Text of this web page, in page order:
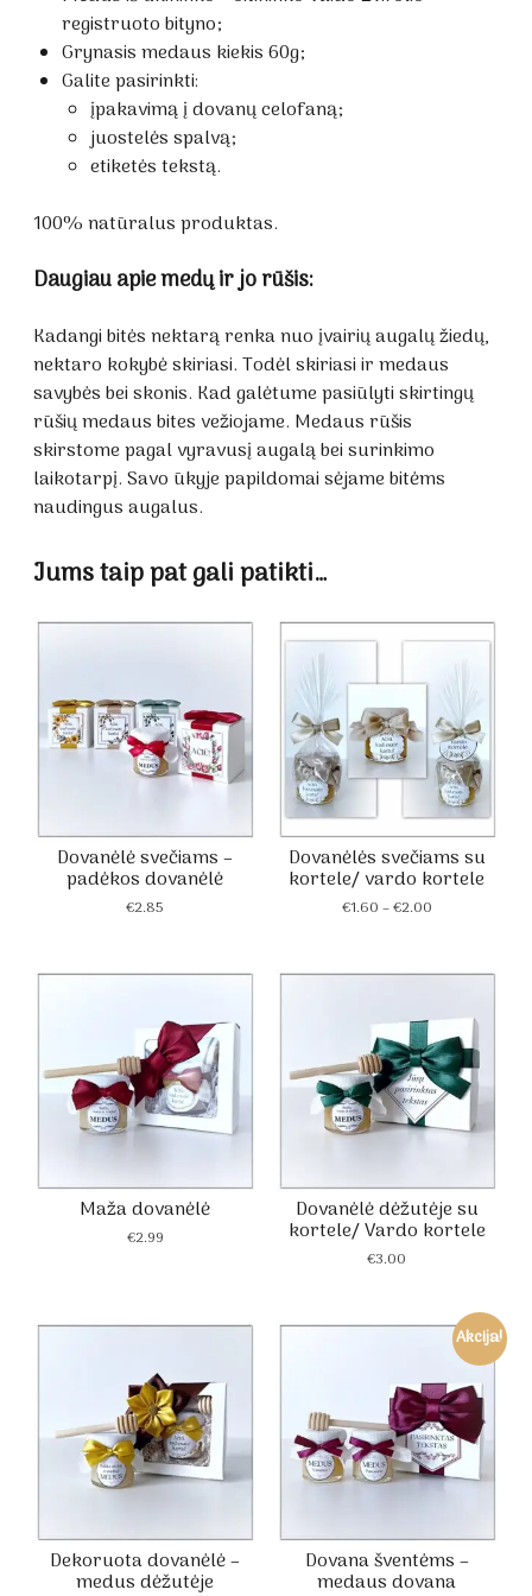
registruoto bityno;
Grynasis medaus kiekis 60g;
Galite pasirinkti:
įpakavimą į dovanų celofaną;
juostelės spalvą;
etiketės tekstą.
100% natūralus produktas.
Daugiau apie medų ir jo rūšis:
Kadangi bitės nektarą renka nuo įvairių augalų žiedų,
nektaro kokybė skiriasi. Todėl skiriasi ir medaus
savybės bei skonis. Kad galėtume pasiūlyti skirtingų
rūšių medaus bites vežiojame. Medaus rūšis
skirstome pagal vyravusį augalą bei surinkimo
laikotarpį. Savo ūkyje papildomai sėjame bitėms
naudingus augalus.
Jums taip pat gali patikti…
Dovanėlė svečiams –
padėkos dovanėlė
€2.85
Dovanėlės svečiams su
kortele/ vardo kortele
€1.60 –€2.00Price
through
Maža dovanėlė
€2.99
Dovanėlė dėžutėje su
kortele/ Vardo kortele
€3.00
Dekoruota dovanėlė –
medus dėžutėje
Akcija!
Dovana šventėms –
medaus dovana